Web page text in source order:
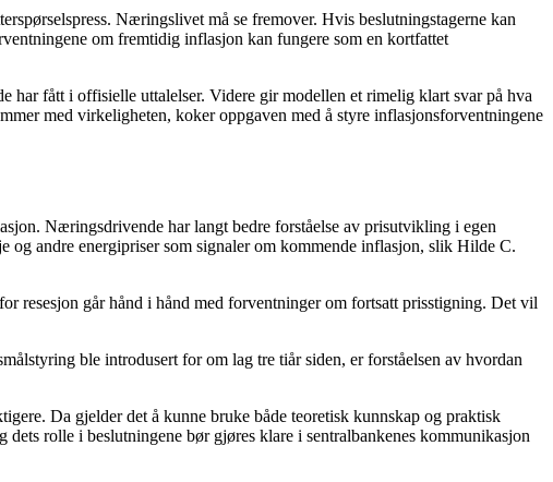
Næringslivet må se fremover. Hvis beslutningstagerne kan
om fremtidig inflasjon kan fungere som en kortfattet
har fått i offisielle uttalelser. Videre gir modellen et rimelig klart svar på hva
med virkeligheten, koker oppgaven med å styre inflasjonsforventningene
Næringsdrivende har langt bedre forståelse av prisutvikling i egen
og andre energipriser som signaler om kommende inflasjon, slik Hilde C.
resesjon går hånd i hånd med forventninger om fortsatt prisstigning. Det vil
ble introdusert for om lag tre tiår siden, er forståelsen av hvordan
Da gjelder det å kunne bruke både teoretisk kunnskap og praktisk
rolle i beslutningene bør gjøres klare i sentralbankenes kommunikasjon